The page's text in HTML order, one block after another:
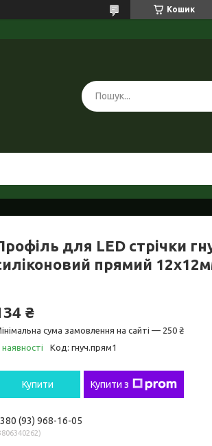
Кошик
для LED стрічки
прямий
₴
сума замовлення на сайті — 250 ₴
Код: гнуч.прям1
Купити Купити з
(93) 968-16-05